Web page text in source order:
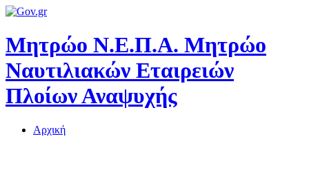
Μητρώο Ν.Ε.Π.Α. Μητρώο
Ναυτιλιακών Εταιρειών
Πλοίων Αναψυχής
Αρχική